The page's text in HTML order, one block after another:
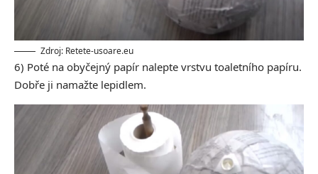
Zdroj: Retete-usoare.eu
6) Poté na obyčejný papír nalepte vrstvu toaletního papíru.
Dobře ji namažte lepidlem.